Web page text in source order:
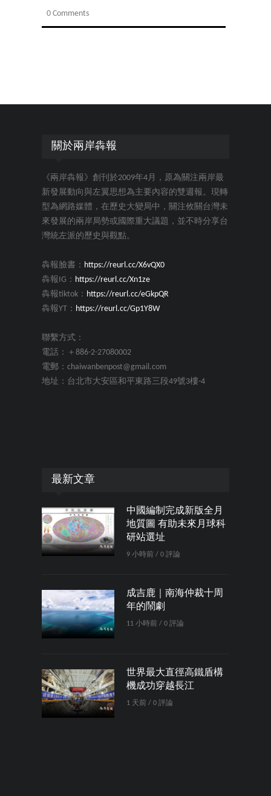
0 Comments
關於兩岸犇報
《兩岸犇報》創刊於2009年4月，原為關注兩岸最
新發展動向與左翼思想為主要內容的雙週報。現轉
型為網路媒體，在歷史大變局中，關注攸關台灣未
來發展的兩岸局勢或國際重大議題，並不時分享台
灣統左派的歷史與觀點。
犇報臉書： https://reurl.cc/X6vQX0
犇報IG： https://reurl.cc/Xn1ze
犇報tiktok： https://reurl.cc/eGkpQR
犇報YT： https://reurl.cc/Gp1Y8W
聯繫方式：
電話：＋886-2-27080002
電郵：chaiwanbenpost@gmail.com
地址：台北市大安區和平東路三段49號3樓-4
最新文章
中國編制完成新版全月
地質圖 有助未來月球科
研站選址
9 小時前 / 0 評論
成吉鹿｜南海仲裁十周
年的鬧劇
11 小時前 / 0 評論
世界最大直徑高鐵盾構
機成功穿越長江
1 天前 / 0 評論